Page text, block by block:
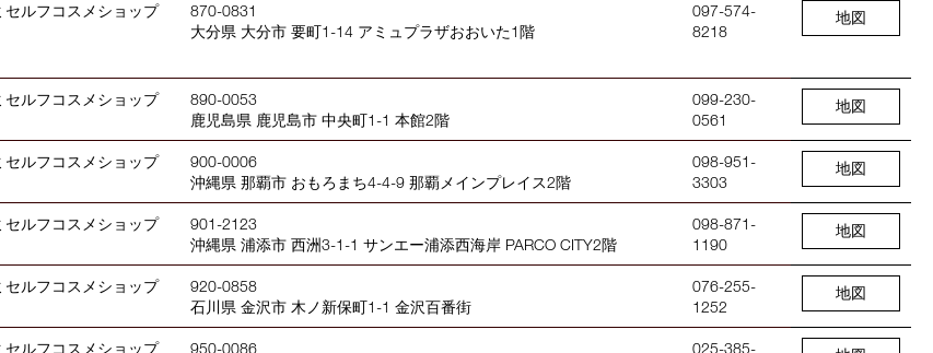
セルフコスメショップ
870-0831
大分県 大分市 要町1-14 アミュプラザおおいた1階
097-574-
8218
地図
セルフコスメショップ
890-0053
鹿児島県 鹿児島市 中央町1-1 本館2階
099-230-
0561
地図
セルフコスメショップ
900-0006
沖縄県 那覇市 おもろまち4-4-9 那覇メインプレイス2階
098-951-
3303
地図
セルフコスメショップ
901-2123
沖縄県 浦添市 西洲3-1-1 サンエー浦添西海岸 PARCO CITY2階
098-871-
1190
地図
セルフコスメショップ
920-0858
石川県 金沢市 木ノ新保町1-1 金沢百番街
076-255-
1252
地図
セルフコスメショップ 950-0086 025-385-